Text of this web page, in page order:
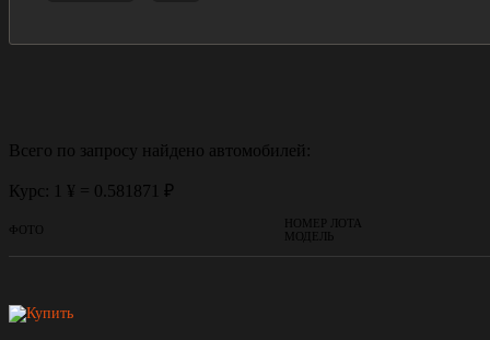
Всего по запросу найдено автомобилей:
Курс: 1 ¥ = 0.581871 ₽
ФОТО
НОМЕР ЛОТА
МОДЕЛЬ